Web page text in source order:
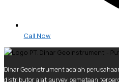
Call Now
Dinar Geoinstrument adalah
distributor alat survey pemetaan